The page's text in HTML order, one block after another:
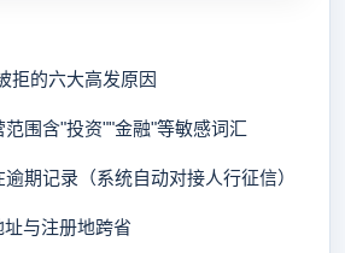
的六大高发原因
围含"投资""金融"等敏感词汇
记录（系统自动对接人行征信）
与注册地跨省